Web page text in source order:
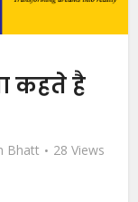
कहते है
Bhatt 28 Views